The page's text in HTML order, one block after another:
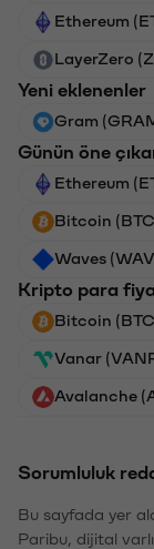
Ethereum
LayerZero
Yeni eklenenler
Gram
Günün öne
Ethereum
Bitcoin
Waves
Kripto para
Bitcoin
Vanar
Avalanche
Sorumluluk
Bu sayfada yer
Paribu, dijital